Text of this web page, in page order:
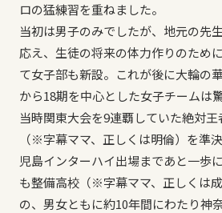
ロの猛練習を重ねました。
当初は男子のみでしたが、地元の先
応え、生徒の将来の体力作りのため
て女子部も新設。これが後に大輪の
から18期を中心とした女子チームは
当時関東大会を9連覇していた絶対
（※字幕ママ、正しくは明倫）を準
児島インターハイ出場まであと一歩
も整備高校（※字幕ママ、正しくは
の、男女ともに約10年間にわたり神